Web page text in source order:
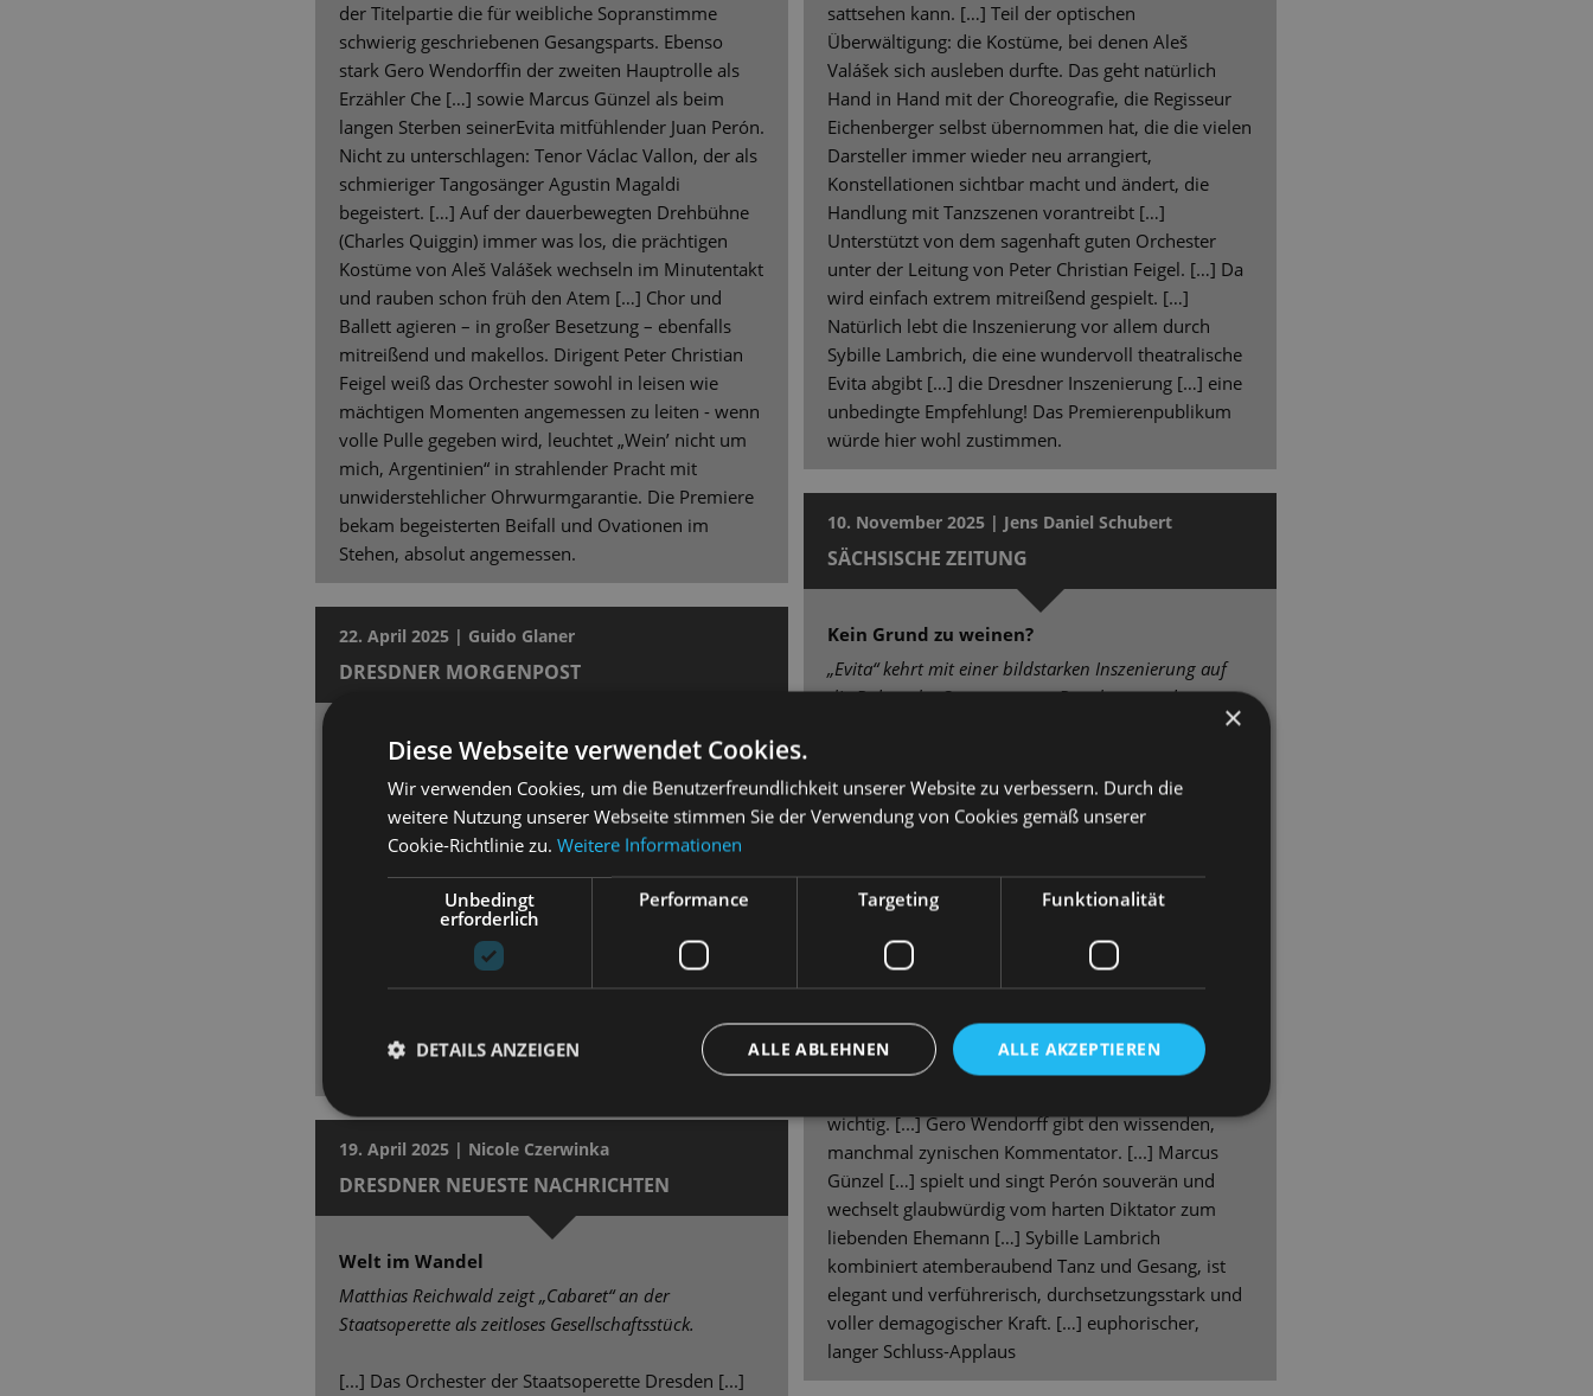
der Titelpartie die für weibliche Sopranstimme
schwierig geschriebenen Gesangsparts. Ebenso
stark Gero Wendorffin der zweiten Hauptrolle als
Erzähler Che […] sowie Marcus Günzel als beim
langen Sterben seinerEvita mitfühlender Juan Perón.
Nicht zu unterschlagen: Tenor Václac Vallon, der als
schmieriger Tangosänger Agustin Magaldi
begeistert. […] Auf der dauerbewegten Drehbühne
(Charles Quiggin) immer was los, die prächtigen
Kostüme von Aleš Valášek wechseln im Minutentakt
und rauben schon früh den Atem […] Chor und
Ballett agieren – in großer Besetzung – ebenfalls
mitreißend und makellos. Dirigent Peter Christian
Feigel weiß das Orchester sowohl in leisen wie
mächtigen Momenten angemessen zu leiten - wenn
volle Pulle gegeben wird, leuchtet „Wein’ nicht um
mich, Argentinien“ in strahlender Pracht mit
unwiderstehlicher Ohrwurmgarantie. Die Premiere
bekam begeisterten Beifall und Ovationen im
Stehen, absolut angemessen.
sattsehen kann. […] Teil der optischen
Überwältigung: die Kostüme, bei denen Aleš
Valášek sich ausleben durfte. Das geht natürlich
Hand in Hand mit der Choreografie, die Regisseur
Eichenberger selbst übernommen hat, die die vielen
Darsteller immer wieder neu arrangiert,
Konstellationen sichtbar macht und ändert, die
Handlung mit Tanzszenen vorantreibt […]
Unterstützt von dem sagenhaft guten Orchester
unter der Leitung von Peter Christian Feigel. […] Da
wird einfach extrem mitreißend gespielt. […]
Natürlich lebt die Inszenierung vor allem durch
Sybille Lambrich, die eine wundervoll theatralische
Evita abgibt […] die Dresdner Inszenierung […] eine
unbedingte Empfehlung! Das Premierenpublikum
würde hier wohl zustimmen.
10. November 2025 | Jens Daniel Schubert
SÄCHSISCHE ZEITUNG
Kein Grund zu weinen?
„Evita“ kehrt mit einer bildstarken Inszenierung auf
die Bühne der Staatsoperette Dresden zurück.
Beifall am Schluss! […] Peter Christian Feigel […] hat
mit Orchester, Chor und Kinderchor sowie einem
Charles Quiggin und Aleš Valášek haben eine
Bilder baut. […] Mit der raffiniert genutzten
Bühnentechnik gelingt immer wieder auch der Blick
Rückseite der glänzenden Fassade gezeigt. Genau
diese Perspektive war auch dem Regisseur und
wichtig. [...] Gero Wendorff gibt den wissenden,
manchmal zynischen Kommentator. [...] Marcus
Günzel […] spielt und singt Perón souverän und
wechselt glaubwürdig vom harten Diktator zum
liebenden Ehemann […] Sybille Lambrich
kombiniert atemberaubend Tanz und Gesang, ist
elegant und verführerisch, durchsetzungsstark und
voller demagogischer Kraft. […] euphorischer,
langer Schluss-Applaus
22. April 2025 | Guido Glaner
DRESDNER MORGENPOST
Willkommen, Bienvenue, Welcome!
[...] Die Premierenaufführung war musikalisch und
schauspielerisch ein Genuss. Das Orchester unter
Leitung von Peter Christian Feigel changiert
Jazzband. In den Hauptpartien überzeugen Marcus
Günzel (Conférencier), Silke Richter (Fräulein
Schneider), Bryan Rothfuss (Herr Schultz), Gero
Wendorff (Ernst Ludwig), Kaya Löwe (Fräulein Kost),
Vermeulen als Sally mit hingebungsvoller, erdiger
Nachtclub-Röhre. Bravo!
19. April 2025 | Nicole Czerwinka
DRESDNER NEUESTE NACHRICHTEN
Welt im Wandel
Matthias Reichwald zeigt „Cabaret“ an der
Staatsoperette als zeitloses Gesellschaftsstück.
[...] Das Orchester der Staatsoperette Dresden [...]
×
Diese Webseite verwendet Cookies.
Wir verwenden Cookies, um die Benutzerfreundlichkeit unserer Website zu verbessern. Durch die
weitere Nutzung unserer Webseite stimmen Sie der Verwendung von Cookies gemäß unserer
Cookie-Richtlinie zu. Weitere Informationen
Unbedingt
erforderlich
Performance Targeting Funktionalität
ALLE AKZEPTIEREN
ALLE ABLEHNEN
DETAILS ANZEIGEN